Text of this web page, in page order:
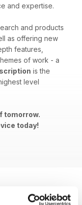
and expertise.
and products
as offering new
features,
of work - a
is the
level
tomorrow.
today!
Visualizza tutti